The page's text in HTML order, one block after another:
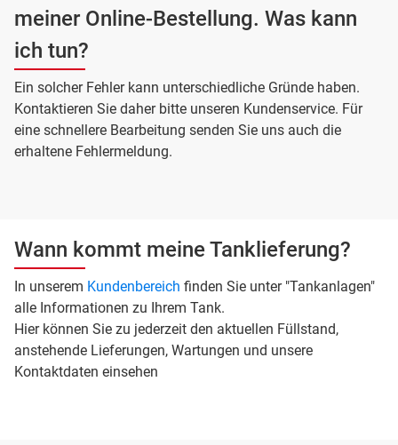
meiner Online-Bestellung. Was kann
ich tun?
Ein solcher Fehler kann unterschiedliche Gründe haben.
Kontaktieren Sie daher bitte unseren Kundenservice. Für
eine schnellere Bearbeitung senden Sie uns auch die
erhaltene Fehlermeldung.
Wann kommt meine Tanklieferung?
In unserem Kundenbereich finden Sie unter "Tankanlagen"
alle Informationen zu Ihrem Tank.
Hier können Sie zu jederzeit den aktuellen Füllstand,
anstehende Lieferungen, Wartungen und unsere
Kontaktdaten einsehen